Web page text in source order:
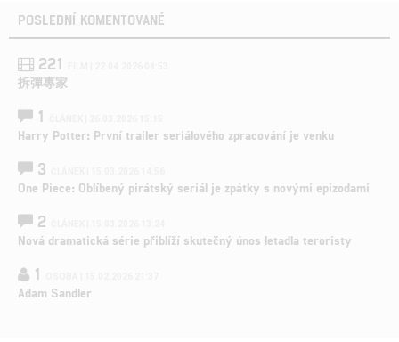
POSLEDNÍ KOMENTOVANÉ
221
拆彈專家
1
Harry Potter: První trailer seriálového zpracování je venku
3
One Piece: Oblíbený pirátský seriál je zpátky s novými epizodami
2
Nová dramatická série přiblíží skutečný únos letadla teroristy
1
Adam Sandler